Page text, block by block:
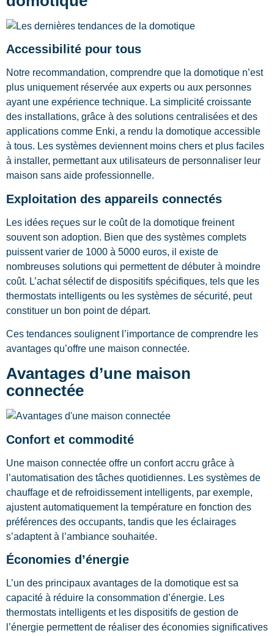
Accessibilité pour tous
Notre recommandation, comprendre que la domotique n’est
plus uniquement réservée aux experts ou aux personnes
ayant une expérience technique. La simplicité croissante
des installations, grâce à des solutions centralisées et des
applications comme Enki, a rendu la domotique accessible
à tous. Les systèmes deviennent moins chers et plus faciles
à installer, permettant aux utilisateurs de personnaliser leur
maison sans aide professionnelle.
Exploitation des appareils connectés
Les idées reçues sur le coût de la domotique freinent
souvent son adoption. Bien que des systèmes complets
puissent varier de 1000 à 5000 euros, il existe de
nombreuses solutions qui permettent de débuter à moindre
coût. L’achat sélectif de dispositifs spécifiques, tels que les
thermostats intelligents ou les systèmes de sécurité, peut
constituer un bon point de départ.
Ces tendances soulignent l’importance de comprendre les
avantages qu’offre une maison connectée.
Avantages d’une maison
connectée
Confort et commodité
Une maison connectée offre un confort accru grâce à
l’automatisation des tâches quotidiennes. Les systèmes de
chauffage et de refroidissement intelligents, par exemple,
ajustent automatiquement la température en fonction des
préférences des occupants, tandis que les éclairages
s’adaptent à l’ambiance souhaitée.
Économies d’énergie
L’un des principaux avantages de la domotique est sa
capacité à réduire la consommation d’énergie. Les
thermostats intelligents et les dispositifs de gestion de
l’énergie permettent de réaliser des économies significatives